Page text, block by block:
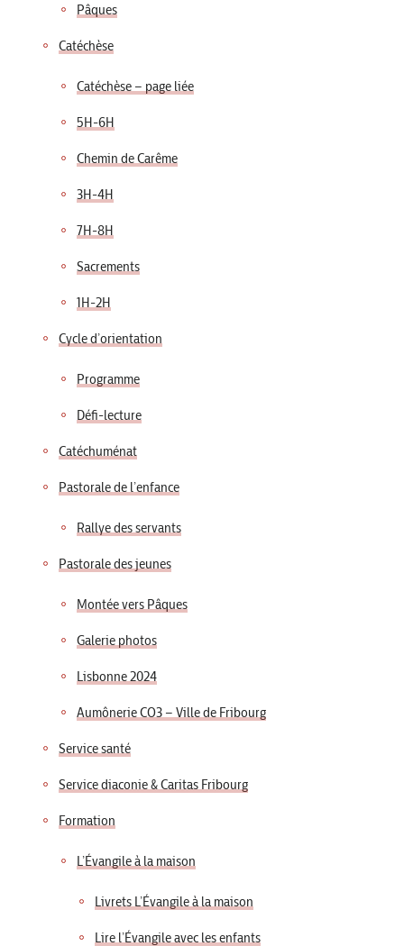
Pâques
Catéchèse
Catéchèse – page liée
5H-6H
Chemin de Carême
3H-4H
7H-8H
Sacrements
1H-2H
Cycle d’orientation
Programme
Défi-lecture
Catéchuménat
Pastorale de l’enfance
Rallye des servants
Pastorale des jeunes
Montée vers Pâques
Galerie photos
Lisbonne 2024
Aumônerie CO3 – Ville de Fribourg
Service santé
Service diaconie & Caritas Fribourg
Formation
L’Évangile à la maison
Livrets L’Évangile à la maison
Lire l’Évangile avec les enfants